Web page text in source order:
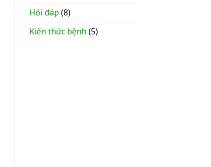
Hỏi đáp (8)
Kiến thức bệnh (5)